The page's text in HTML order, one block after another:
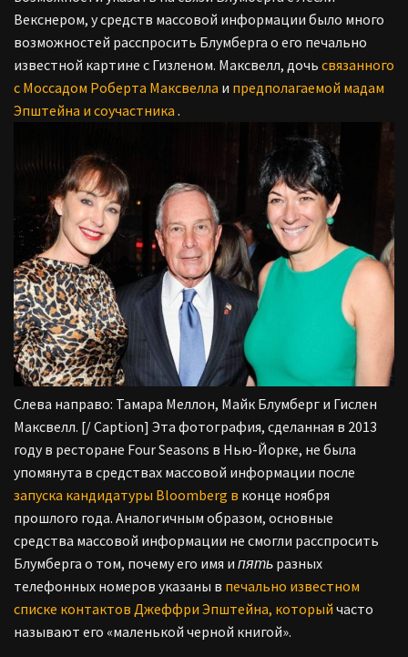
Векснером, у средств массовой информации было много
возможностей расспросить Блумберга о его печально
известной картине с Гизленом. Максвелл, дочь связанного
с Моссадом Роберта Максвелла и предполагаемой мадам
Эпштейна и соучастника .
Слева направо: Тамара Меллон, Майк Блумберг и Гислен
Максвелл. [/ Caption] Эта фотография, сделанная в 2013
году в ресторане Four Seasons в Нью-Йорке, не была
упомянута в средствах массовой информации после
запуска кандидатуры Bloomberg в конце ноября
прошлого года. Аналогичным образом, основные
средства массовой информации не смогли расспросить
Блумберга о том, почему его имя и пять разных
телефонных номеров указаны в печально известном
списке контактов Джеффри Эпштейна, который часто
называют его «маленькой черной книгой».